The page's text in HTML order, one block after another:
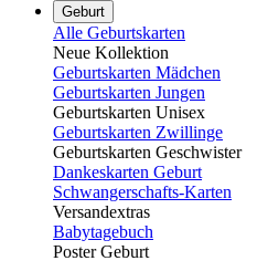
Geburt
Alle Geburtskarten
Neue Kollektion
Geburtskarten Mädchen
Geburtskarten Jungen
Geburtskarten Unisex
Geburtskarten Zwillinge
Geburtskarten Geschwister
Dankeskarten Geburt
Schwangerschafts-Karten
Versandextras
Babytagebuch
Poster Geburt